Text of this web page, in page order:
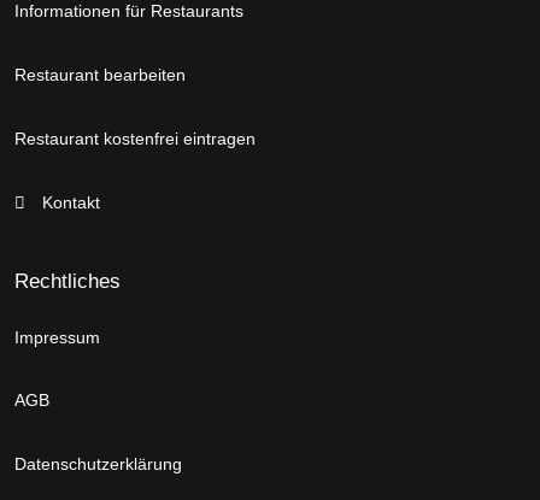
Informationen für Restaurants
Restaurant bearbeiten
Restaurant kostenfrei eintragen
Kontakt
Rechtliches
Impressum
AGB
Datenschutzerklärung